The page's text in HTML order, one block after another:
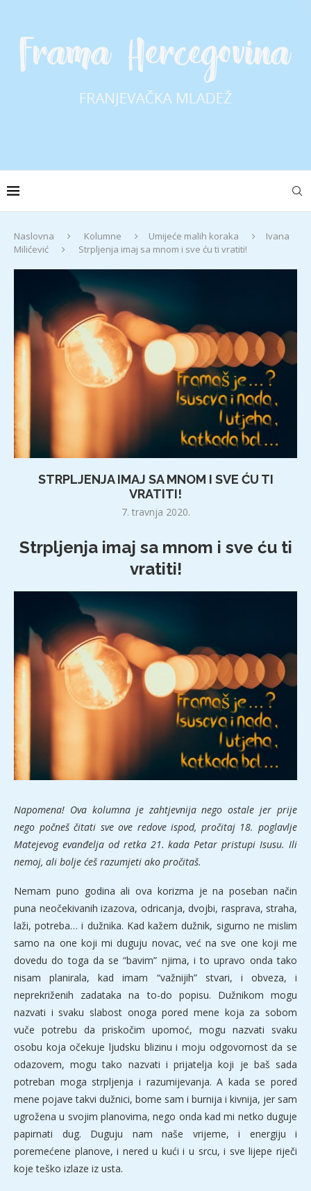
Naslovna Kolumne Umijeće malih koraka
Ivana
Milićević
Strpljenja imaj sa mnom i sve ću ti vratiti!
STRPLJENJA IMAJ SA MNOM I SVE ĆU TI
VRATITI!
7. travnja 2020.
Strpljenja imaj sa mnom i sve ću ti
vratiti!
Napomena! Ova kolumna je zahtjevnija nego ostale jer prije
nego počneš čitati sve ove redove ispod, pročitaj 18. poglavlje
Matejevog evanđelja od retka 21. kada Petar pristupi Isusu. Ili
nemoj, ali bolje ćeš razumjeti ako pročitaš.
Nemam puno godina ali ova korizma je na poseban način
puna neočekivanih izazova, odricanja, dvojbi, rasprava, straha,
laži, potreba… i dužnika. Kad kažem dužnik, sigurno ne mislim
samo na one koji mi duguju novac, već na sve one koji me
dovedu do toga da se “bavim” njima, i to upravo onda tako
nisam planirala, kad imam “važnijih” stvari, i obveza, i
neprekriženih zadataka na to-do popisu. Dužnikom mogu
nazvati i svaku slabost onoga pored mene koja za sobom
vuče potrebu da priskočim upomoć, mogu nazvati svaku
osobu koja očekuje ljudsku blizinu i moju odgovornost da se
odazovem, mogu tako nazvati i prijatelja koji je baš sada
potreban moga strpljenja i razumijevanja. A kada se pored
mene pojave takvi dužnici, bome sam i burnija i kivnija, jer sam
ugrožena u svojim planovima, nego onda kad mi netko duguje
papirnati dug. Duguju nam naše vrijeme, i energiju i
poremećene planove, i nered u kući i u srcu, i sve lijepe riječi
koje teško izlaze iz usta.